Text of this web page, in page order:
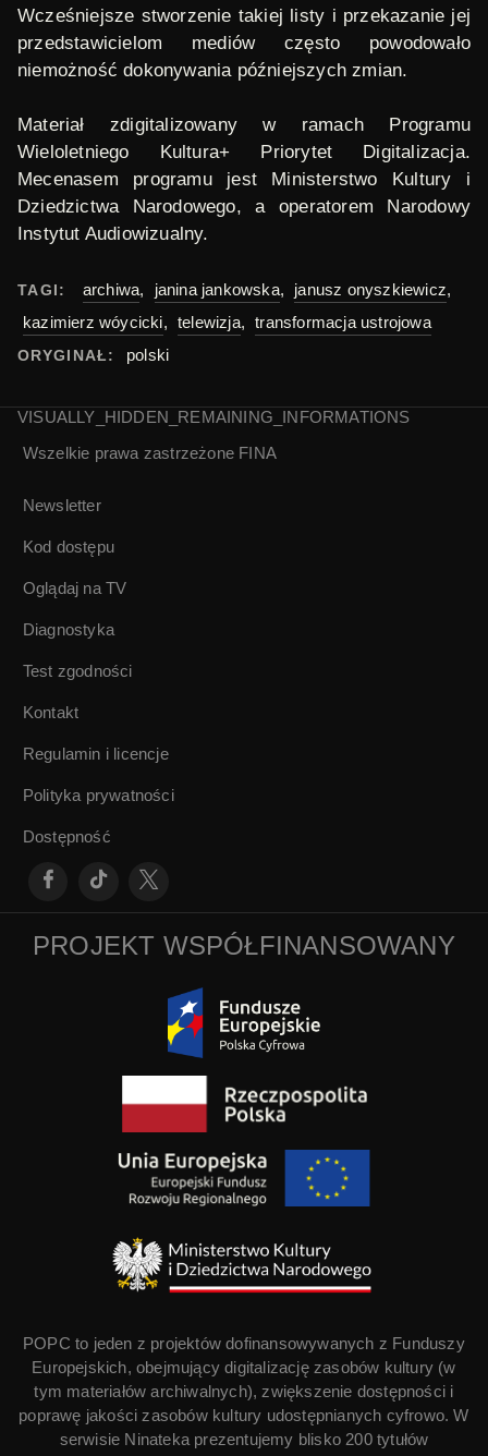
Wcześniejsze stworzenie takiej listy i przekazanie jej
przedstawicielom mediów często powodowało
niemożność dokonywania późniejszych zmian.
Materiał zdigitalizowany w ramach Programu
Wieloletniego Kultura+ Priorytet Digitalizacja.
Mecenasem programu jest Ministerstwo Kultury i
Dziedzictwa Narodowego, a operatorem Narodowy
Instytut Audiowizualny.
TAGI: archiwa, janina jankowska, janusz onyszkiewicz,
kazimierz wóycicki, telewizja, transformacja ustrojowa
ORYGINAŁ: polski
VISUALLY_HIDDEN_REMAINING_INFORMATIONS
Wszelkie prawa zastrzeżone FINA
Newsletter
Kod dostępu
Oglądaj na TV
Diagnostyka
Test zgodności
Kontakt
Regulamin i licencje
Polityka prywatności
Dostępność
PROJEKT WSPÓŁFINANSOWANY
POPC to jeden z projektów dofinansowywanych z Funduszy
Europejskich, obejmujący digitalizację zasobów kultury (w
tym materiałów archiwalnych), zwiększenie dostępności i
poprawę jakości zasobów kultury udostępnianych cyfrowo. W
serwisie Ninateka prezentujemy blisko 200 tytułów